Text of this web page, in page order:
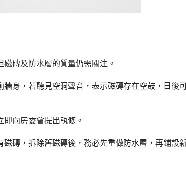
磚及防水層的質量仍需關注。
牆身，若聽見空洞聲音，表示磁磚存在空鼓，日後
即向房委會提出執修。
磁磚，拆除舊磁磚後，務必先重做防水層，再鋪設